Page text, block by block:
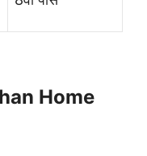
Home